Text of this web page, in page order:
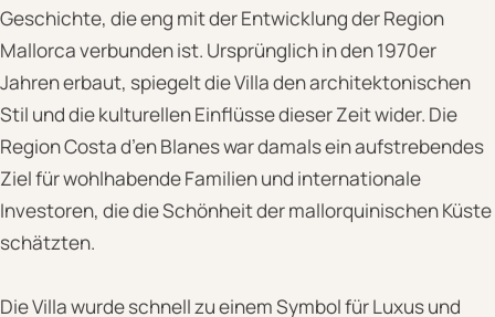
Geschichte, die eng mit der Entwicklung der Region
Mallorca verbunden ist. Ursprünglich in den 1970er
Jahren erbaut, spiegelt die Villa den architektonischen
Stil und die kulturellen Einflüsse dieser Zeit wider. Die
Region Costa d’en Blanes war damals ein aufstrebendes
Ziel für wohlhabende Familien und internationale
Investoren, die die Schönheit der mallorquinischen Küste
schätzten.
Die Villa wurde schnell zu einem Symbol für Luxus und